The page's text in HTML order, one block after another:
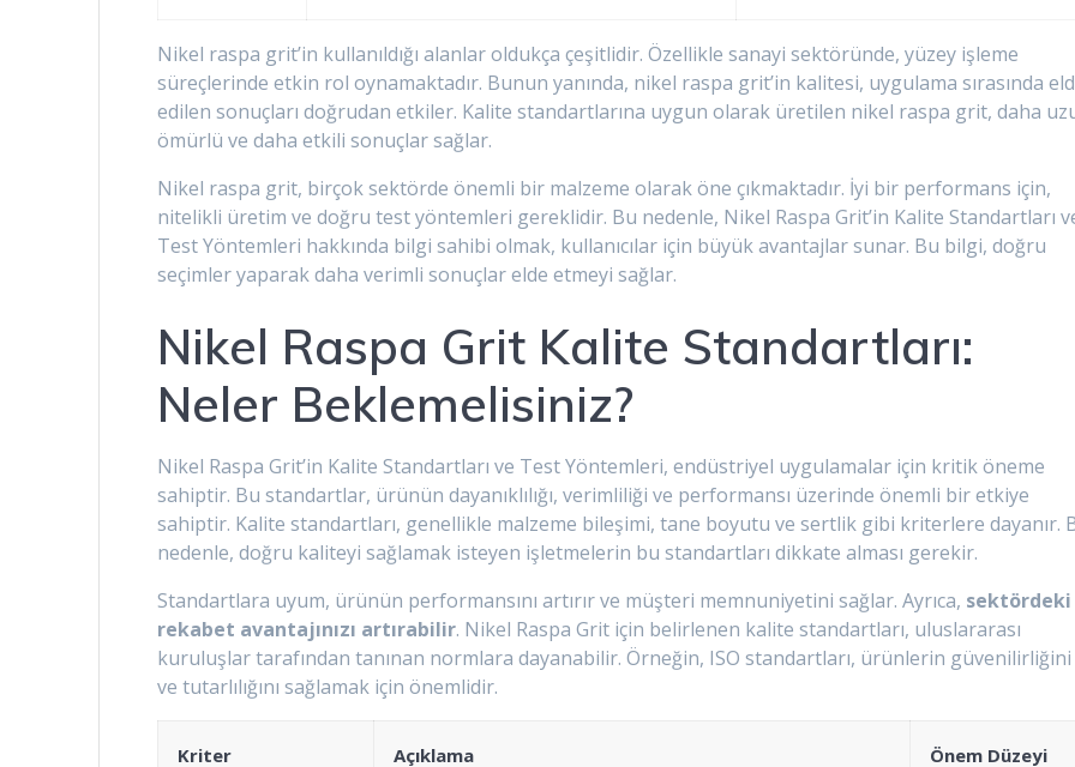
Nikel raspa grit’in kullanıldığı alanlar oldukça çeşitlidir. Özellikle sanayi sektöründe, yüzey işleme
süreçlerinde etkin rol oynamaktadır. Bunun yanında, nikel raspa grit’in kalitesi, uygulama sırasında
edilen sonuçları doğrudan etkiler. Kalite standartlarına uygun olarak üretilen nikel raspa grit, daha
ömürlü ve daha etkili sonuçlar sağlar.
Nikel raspa grit, birçok sektörde önemli bir malzeme olarak öne çıkmaktadır. İyi bir performans için,
nitelikli üretim ve doğru test yöntemleri gereklidir. Bu nedenle, Nikel Raspa Grit’in Kalite Standartları
Test Yöntemleri hakkında bilgi sahibi olmak, kullanıcılar için büyük avantajlar sunar. Bu bilgi, doğru
seçimler yaparak daha verimli sonuçlar elde etmeyi sağlar.
Nikel Raspa Grit Kalite Standartları:
Neler Beklemelisiniz?
Nikel Raspa Grit’in Kalite Standartları ve Test Yöntemleri, endüstriyel uygulamalar için kritik öneme
sahiptir. Bu standartlar, ürünün dayanıklılığı, verimliliği ve performansı üzerinde önemli bir etkiye
sahiptir. Kalite standartları, genellikle malzeme bileşimi, tane boyutu ve sertlik gibi kriterlere dayanır.
nedenle, doğru kaliteyi sağlamak isteyen işletmelerin bu standartları dikkate alması gerekir.
Standartlara uyum, ürünün performansını artırır ve müşteri memnuniyetini sağlar. Ayrıca, sektördeki
rekabet avantajınızı artırabilir. Nikel Raspa Grit için belirlenen kalite standartları, uluslararası
kuruluşlar tarafından tanınan normlara dayanabilir. Örneğin, ISO standartları, ürünlerin güvenilirliğini
ve tutarlılığını sağlamak için önemlidir.
Kriter Açıklama Önem Düzeyi